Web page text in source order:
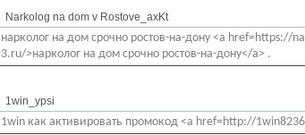
Narkolog na dom v Rostove_axKt
нарколог на дом срочно ростов-на-дону <a href=https://
3.ru/>нарколог на дом срочно ростов-на-дону</a> .
1win_ypsi
1win как активировать промокод <a href=http://